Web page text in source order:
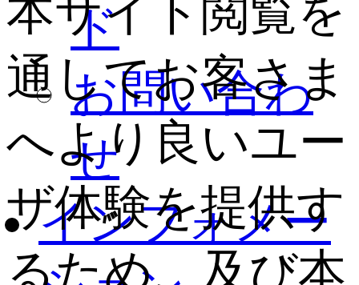
ド
お問い合わ
せ
インフォメー
本サイト閲覧を
通してお客さま
へより良いユー
ザ体験を提供す
るため、及び本